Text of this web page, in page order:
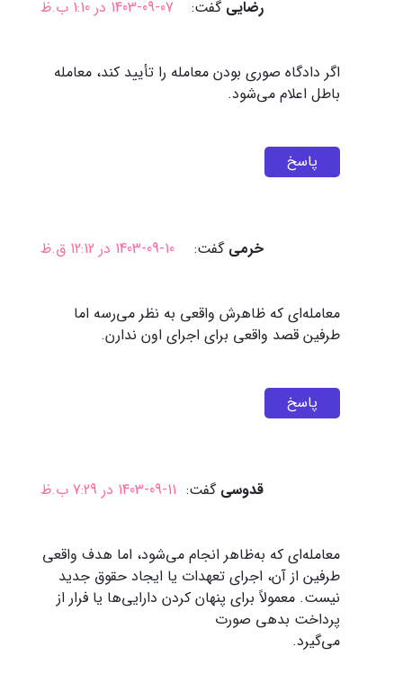
رضایی گفت: 1403-09-07 در 1:10 ب.ظ
اگر دادگاه صوری بودن معامله را تأیید کند، معامله
باطل اعلام می‌شود.
پاسخ
خرمی گفت: 1403-09-10 در 12:12 ق.ظ
معامله‌ای که ظاهرش واقعی به نظر می‌رسه اما
طرفین قصد واقعی برای اجرای اون ندارن.
پاسخ
قدوسی گفت: 1403-09-11 در 7:29 ب.ظ
معامله‌ای که به‌ظاهر انجام می‌شود، اما هدف واقعی
طرفین از آن، اجرای تعهدات یا ایجاد حقوق جدید
نیست. معمولاً برای پنهان کردن دارایی‌ها یا فرار از
پرداخت بدهی صورت
می‌گیرد.